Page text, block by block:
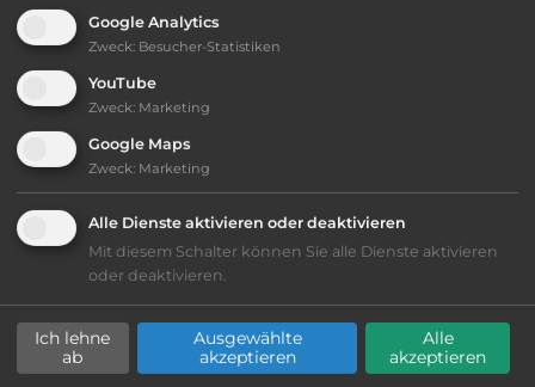
Ausstattung
bis 10,- Euro
Geräuschkulisse: überwiegend ruhig
Hunde und Katzen verboten
Google Analytics
Zweck: Besucher-Statistiken
YouTube
Zweck: Marketing
Google Maps
Zweck: Marketing
Alle Dienste aktivieren oder deaktivieren
Mit diesem Schalter können Sie alle Dienste aktivieren
oder deaktivieren.
Ich lehne
ab
Ausgewählte
akzeptieren
Alle
akzeptieren